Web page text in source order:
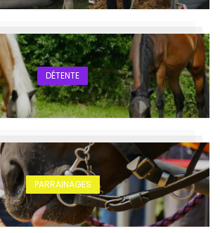
DÉTENTE
PARRAINAGES